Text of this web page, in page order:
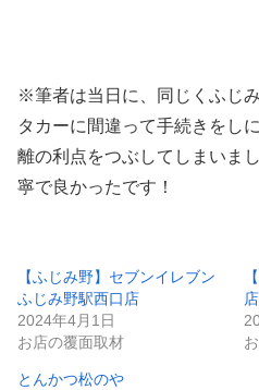
※筆者は当日に、同じくふじ
タカーに間違って手続きをし
離の利点をつぶしてしまいま
寧で良かったです！
【ふじみ野】セブンイレブン
ふじみ野駅西口店
2024年4月1日
お店の覆面取材
店
とんかつ松のや